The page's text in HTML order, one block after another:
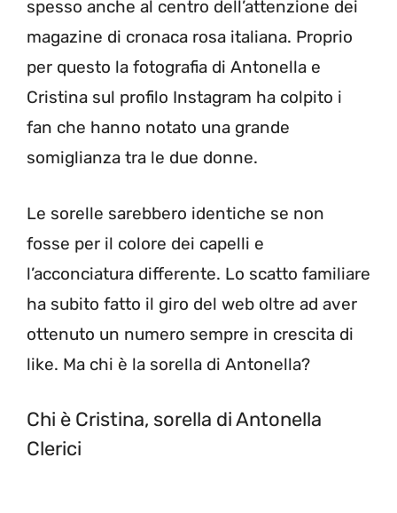
spesso anche al centro dell’attenzione dei
magazine di cronaca rosa italiana. Proprio
per questo la fotografia di Antonella e
Cristina sul profilo Instagram ha colpito i
fan che hanno notato una grande
somiglianza tra le due donne.
Le sorelle sarebbero identiche se non
fosse per il colore dei capelli e
l’acconciatura differente. Lo scatto familiare
ha subito fatto il giro del web oltre ad aver
ottenuto un numero sempre in crescita di
like. Ma chi è la sorella di Antonella?
Chi è Cristina, sorella di Antonella
Clerici